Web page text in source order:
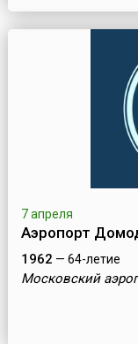
7 апреля
Аэропорт
1962 — 64-летие
Московский